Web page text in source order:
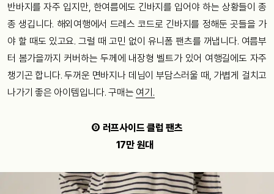
반바지를 자주 입지만, 한여름에도 긴바지를 입어야 하는 상황들이 종
종 생깁니다. 해외여행에서 드레스 코드로 긴바지를 정해둔 곳들을 가
야 할 때도 있고요. 그럴 때 고민 없이 유니폼 팬츠를 꺼냅니다. 여름부
터 봄가을까지 커버하는 두께에 내장형 벨트가 있어 여행길에도 자주
챙기곤 합니다. 두꺼운 면바지나 데님이 부담스러울 때, 가볍게 걸치고
나가기 좋은 아이템입니다. 구매는 여기.
③ 러프사이드 클럽 팬츠
17만 원대